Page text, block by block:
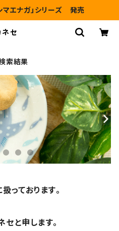
マエナガ」シリーズ 発売
ネセ
索結果
っております。
と申します。